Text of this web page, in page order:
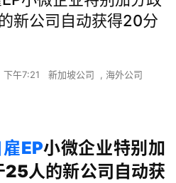
新公司自动获得20分
午7:21 新加坡公司 , 海外公司
EP小微企业特别加
25人的新公司自动获